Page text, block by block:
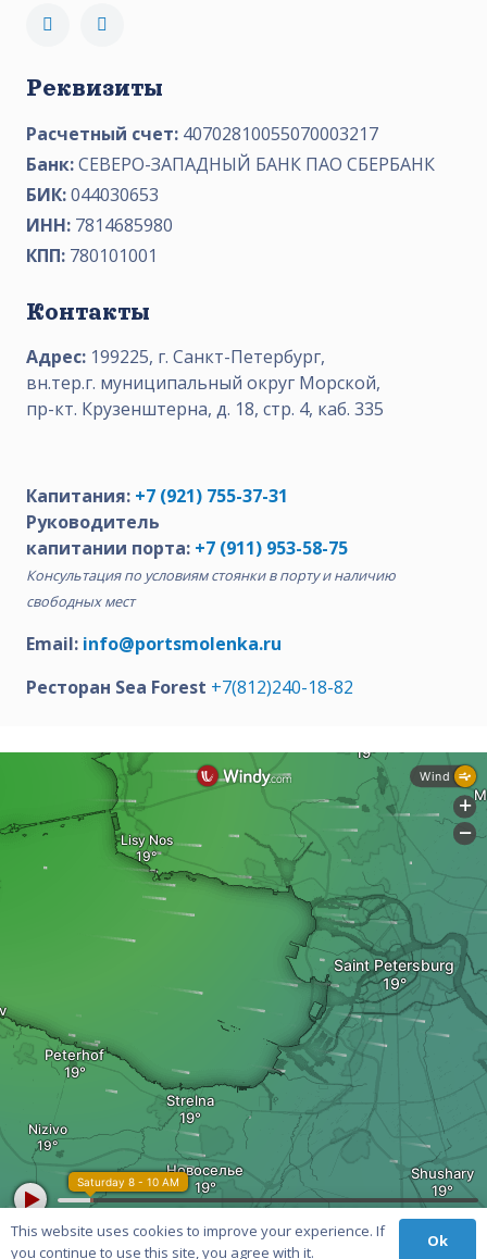
Реквизиты
Расчетный счет: 40702810055070003217
Банк:СЕВЕРО-ЗАПАДНЫЙ БАНК ПАО СБЕРБАНК
БИК:044030653
ИНН: 7814685980
КПП: 780101001
Контакты
Адрес: 199225, г. Санкт-Петербург,
вн.тер.г. муниципальный округ Морской,
пр-кт. Крузенштерна, д. 18, стр. 4, каб. 335
Капитания: +7 (921) 755-37-31
Руководитель
капитании порта: +7 (911) 953-58-75
Консультация по условиям стоянки в порту и наличию
свободных мест
Email: info@portsmolenka.ru
Ресторан Sea Forest +7(812)240-18-82
This website uses cookies to improve your experience. If
you continue to use this site, you agree with it.
Ok